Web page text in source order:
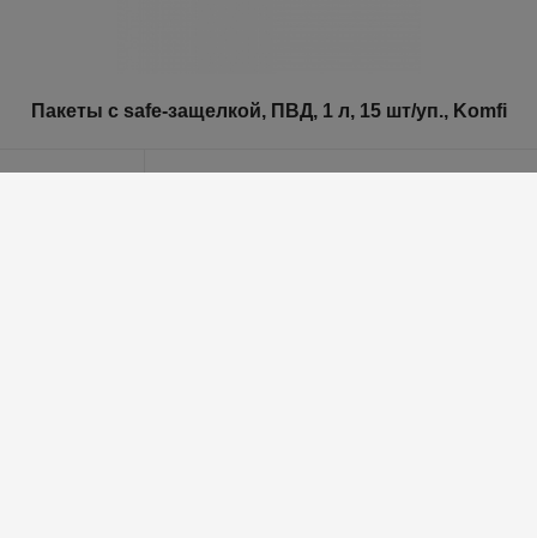
Пакеты с safe-защелкой, ПВД, 1 л, 15 шт/уп., Komfi